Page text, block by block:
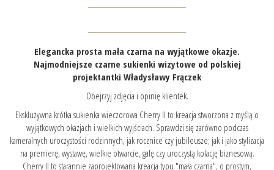
Elegancka prosta mała czarna na wyjątkowe okazje.
Najmodniejsze czarne sukienki wizytowe od polskiej
projektantki Władysławy Frączek
Obejrzyj zdjęcia i opinię klientek.
Ekskluzywna krótka sukienka wieczorowa Cherry II to kreacja stworzona z myślą o
wyjątkowych okazjach i wielkich wyjściach. Sprawdzi się zarówno podczas
kameralnych uroczystości rodzinnych, jak rocznice czy jubileusze; jak i jako stylizacja
na premierę, wystawę, wielkie otwarcie, galę czy uroczystą kolację biznesową.
Cherry II to starannie zaprojektowana kreacja typu "mała czarna", o prostym,